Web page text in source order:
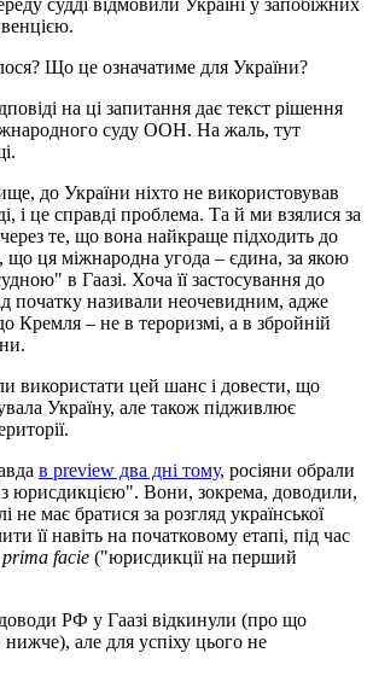
Що це означатиме для України?
на ці запитання дає текст рішення
суду ООН. На жаль, тут
до України ніхто не використовував
і це справді проблема. Та й ми взялися за
те, що вона найкраще підходить до
що ця міжнародна угода – єдина, за якою
в Гаазі. Хоча її застосування до
початку називали неочевидним, адже
Кремля – не в тероризмі, а в збройній
використати цей шанс і довести, що
Україну, але також підживлює
в preview два дні тому, росіяни обрали
юрисдикцією". Вони, зокрема, доводили,
має братися за розгляд української
її навіть на початковому етапі, під час
prima facie ("юрисдикції на перший
РФ у Гаазі відкинули (про що
нижче), але для успіху цього не